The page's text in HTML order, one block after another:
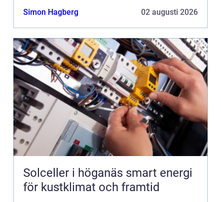
Simon Hagberg 02 augusti 2026
Solceller i höganäs smart energi
för kustklimat och framtid